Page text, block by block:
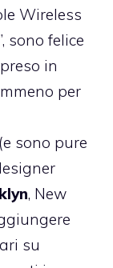
Wireless
sono felice
in
per
sono pure
, New
su